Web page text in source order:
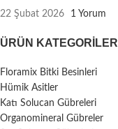
22 Şubat 2026 1 Yorum
ÜRÜN KATEGORILERI
Floramix Bitki Besinleri
Hümik Asitler
Katı Solucan Gübreleri
Organomineral Gübreler